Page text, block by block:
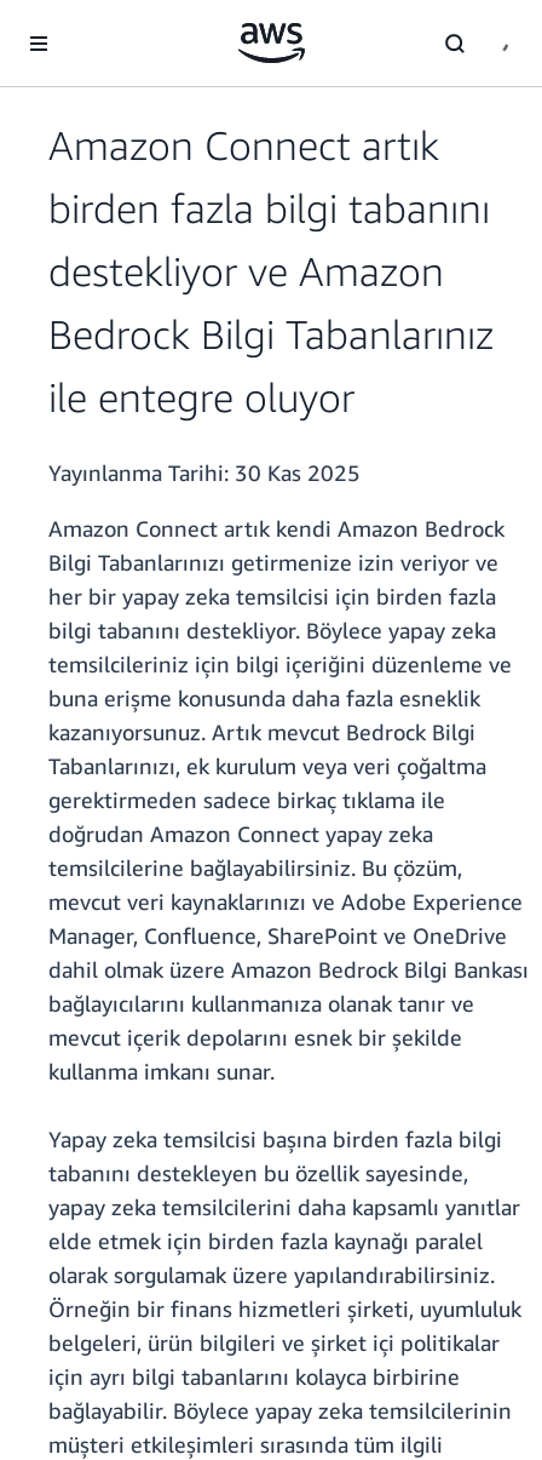
Amazon Connect artık
birden fazla bilgi tabanını
destekliyor ve Amazon
Bedrock Bilgi Tabanlarınız
ile entegre oluyor
Yayınlanma Tarihi: 30 Kas 2025
Amazon Connect artık kendi Amazon Bedrock
Bilgi Tabanlarınızı getirmenize izin veriyor ve
her bir yapay zeka temsilcisi için birden fazla
bilgi tabanını destekliyor. Böylece yapay zeka
temsilcileriniz için bilgi içeriğini düzenleme ve
buna erişme konusunda daha fazla esneklik
kazanıyorsunuz. Artık mevcut Bedrock Bilgi
Tabanlarınızı, ek kurulum veya veri çoğaltma
gerektirmeden sadece birkaç tıklama ile
doğrudan Amazon Connect yapay zeka
temsilcilerine bağlayabilirsiniz. Bu çözüm,
mevcut veri kaynaklarınızı ve Adobe Experience
Manager, Confluence, SharePoint ve OneDrive
dahil olmak üzere Amazon Bedrock Bilgi Bankası
bağlayıcılarını kullanmanıza olanak tanır ve
mevcut içerik depolarını esnek bir şekilde
kullanma imkanı sunar.
Yapay zeka temsilcisi başına birden fazla bilgi
tabanını destekleyen bu özellik sayesinde,
yapay zeka temsilcilerini daha kapsamlı yanıtlar
elde etmek için birden fazla kaynağı paralel
olarak sorgulamak üzere yapılandırabilirsiniz.
Örneğin bir finans hizmetleri şirketi, uyumluluk
belgeleri, ürün bilgileri ve şirket içi politikalar
için ayrı bilgi tabanlarını kolayca birbirine
bağlayabilir. Böylece yapay zeka temsilcilerinin
müşteri etkileşimleri sırasında tüm ilgili